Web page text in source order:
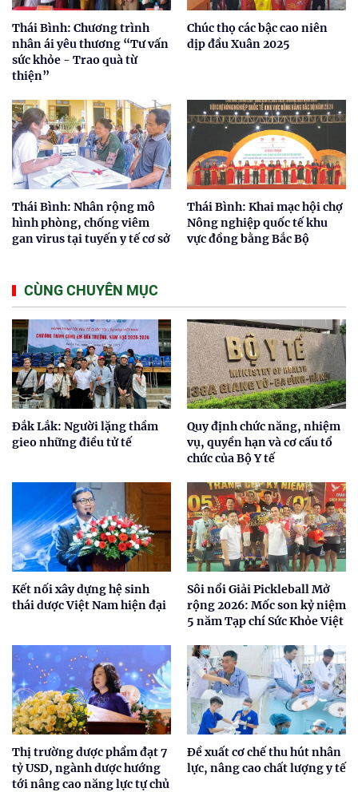
Thái Bình: Chương trình
nhân ái yêu thương “Tư vấn
sức khỏe - Trao quà từ
thiện”
Chúc thọ các bậc cao niên
dịp đầu Xuân 2025
Thái Bình: Nhân rộng mô
hình phòng, chống viêm
gan virus tại tuyến y tế cơ sở
Thái Bình: Khai mạc hội chợ
Nông nghiệp quốc tế khu
vực đồng bằng Bắc Bộ
CÙNG CHUYÊN MỤC
Đắk Lắk: Người lặng thầm
gieo những điều tử tế
Quy định chức năng, nhiệm
vụ, quyền hạn và cơ cấu tổ
chức của Bộ Y tế
Kết nối xây dựng hệ sinh
thái dược Việt Nam hiện đại
Sôi nổi Giải Pickleball Mở
rộng 2026: Mốc son kỷ niệm
5 năm Tạp chí Sức Khỏe Việt
Thị trường dược phẩm đạt 7
tỷ USD, ngành dược hướng
tới nâng cao năng lực tự chủ
Đề xuất cơ chế thu hút nhân
lực, nâng cao chất lượng y tế